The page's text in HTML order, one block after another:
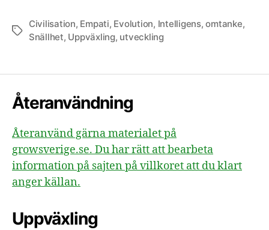
Etiketter
Civilisation, Empati, Evolution, Intelligens,omtanke,
Snällhet, Uppväxling, utveckling
Återanvändning
Återanvänd gärna materialet på
growsverige.se. Du har rätt att bearbeta
information på sajten på villkoret att du klart
anger källan.
Uppväxling